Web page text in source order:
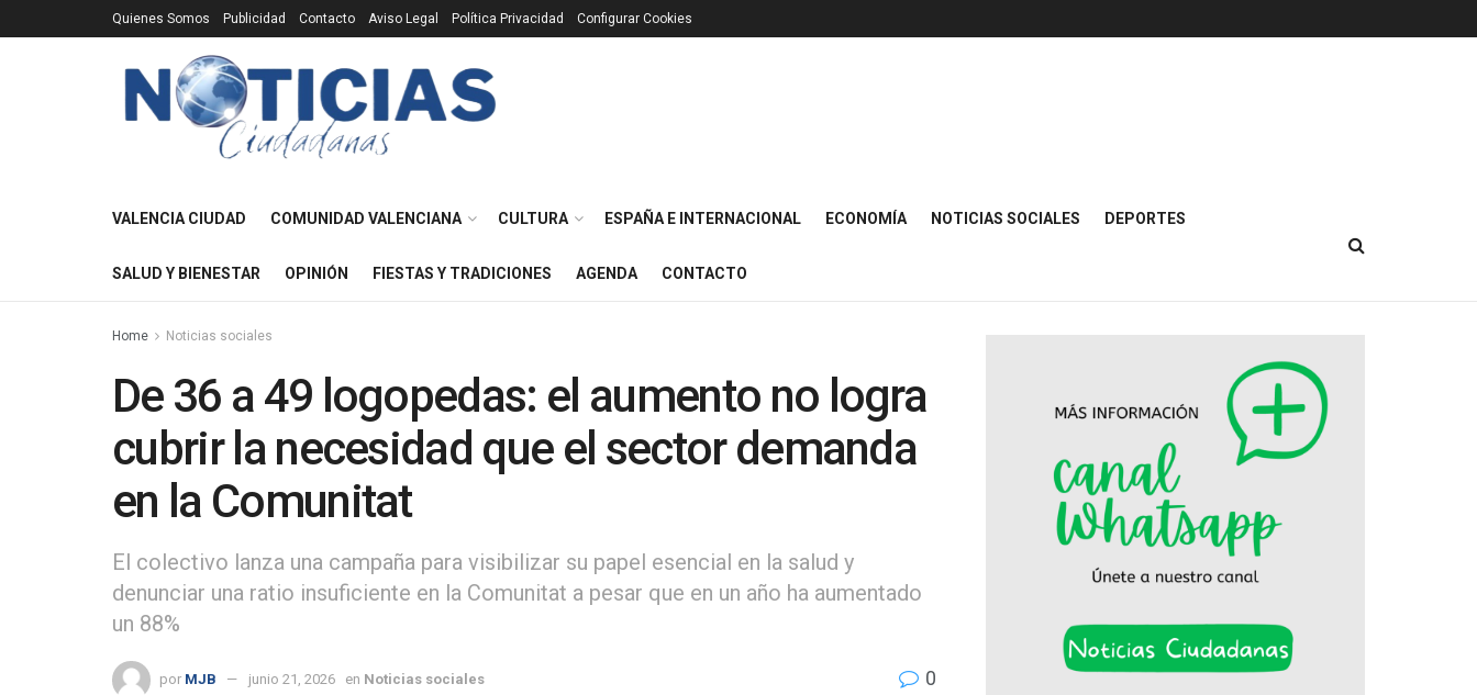
Quienes Somos Publicidad Contacto Aviso Legal Política Privacidad Configurar Cookies
VALENCIA CIUDAD COMUNIDAD VALENCIANA CULTURA ESPAÑA E INTERNACIONAL ECONOMÍA NOTICIAS SOCIALES DEPORTES
SALUD Y BIENESTAR OPINIÓN FIESTAS Y TRADICIONES AGENDA CONTACTO
Home Noticias sociales
De 36 a 49 logopedas: el aumento no logra
cubrir la necesidad que el sector demanda
en la Comunitat
El colectivo lanza una campaña para visibilizar su papel esencial en la salud y
denunciar una ratio insuficiente en la Comunitat a pesar que en un año ha aumentado
un 88%
por MJB junio 21, 2026 en Noticias sociales 0